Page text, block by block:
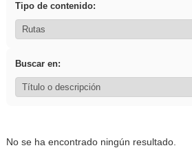
Tipo de contenido:
Buscar en:
No se ha encontrado ningún resultado.